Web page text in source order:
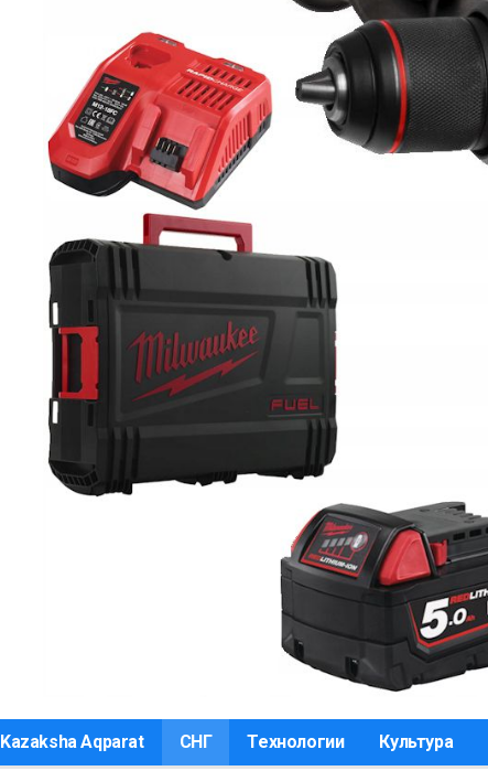
Kazaksha Aqparat СНГ Технологии Культура